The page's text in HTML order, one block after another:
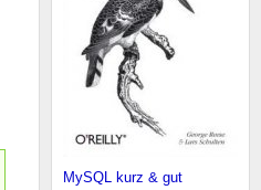
MySQL kurz & gut